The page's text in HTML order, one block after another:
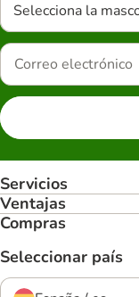
Selecciona la
Servicios
Ventajas
Compras
Seleccionar país